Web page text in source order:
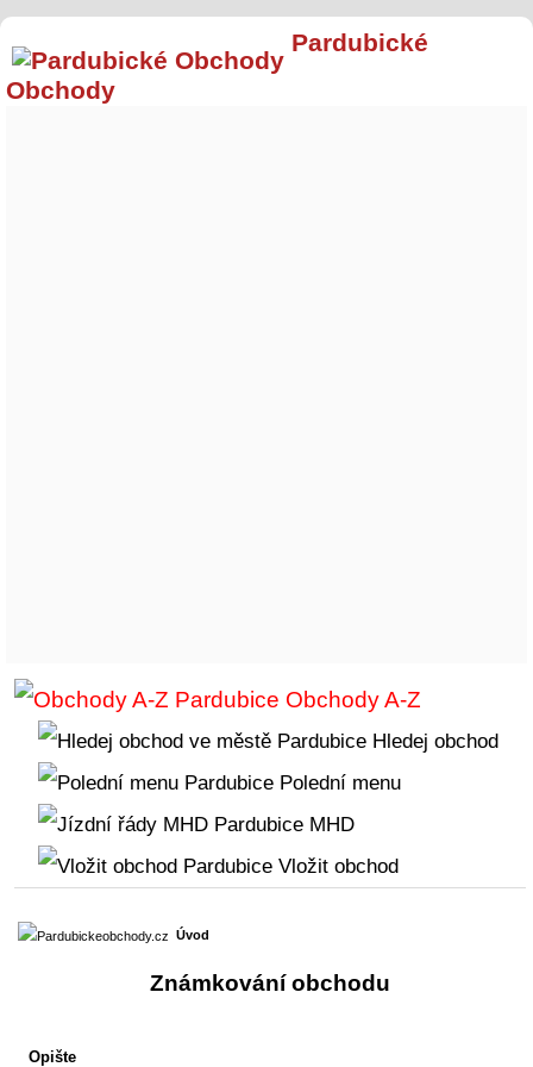
Pardubické
Obchody
Obchody A-Z
Hledej obchod
Polední menu
MHD
Vložit obchod
Úvod
Známkování obchodu
Opište